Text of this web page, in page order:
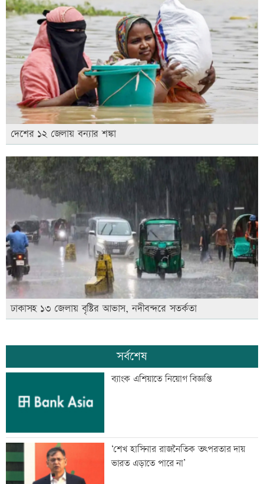
দেশের ১২ জেলায় বন্যার শঙ্কা
ঢাকাসহ ১৩ জেলায় বৃষ্টির আভাস, নদীবন্দরে সতর্কতা
সর্বশেষ
ব্যাংক এশিয়াতে নিয়োগ বিজ্ঞপ্তি
‘শেখ হাসিনার রাজনৈতিক তৎপরতার দায়
ভারত এড়াতে পারে না’